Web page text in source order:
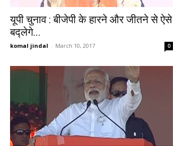
यूपी चुनाव : बीजेपी के हारने और जीतने से ऐसे
बद्लेगे...
komal jindal - March 10, 2017 0